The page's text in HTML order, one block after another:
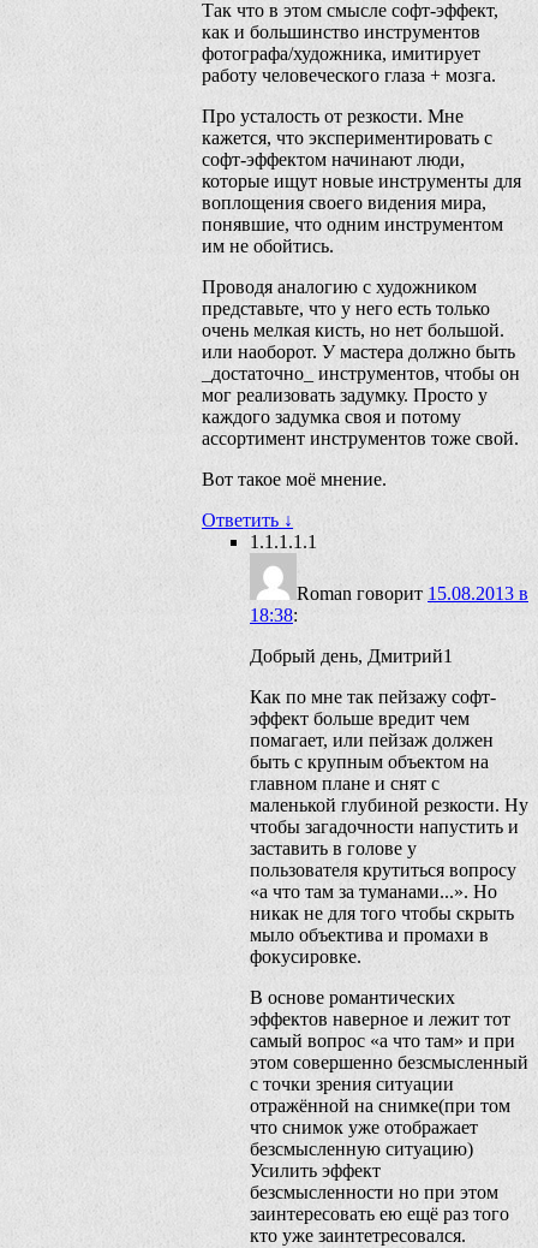
Так что в этом смысле софт-эффект,
как и большинство инструментов
фотографа/художника, имитирует
работу человеческого глаза + мозга.
Про усталость от резкости. Мне
кажется, что экспериментировать с
софт-эффектом начинают люди,
которые ищут новые инструменты для
воплощения своего видения мира,
понявшие, что одним инструментом
им не обойтись.
Проводя аналогию с художником
представьте, что у него есть только
очень мелкая кисть, но нет большой.
или наоборот. У мастера должно быть
_достаточно_ инструментов, чтобы он
мог реализовать задумку. Просто у
каждого задумка своя и потому
ассортимент инструментов тоже свой.
Вот такое моё мнение.
Ответить ↓
1.1.1.1.1
Roman говорит 15.08.2013 в
18:38:
Добрый день, Дмитрий1
Как по мне так пейзажу софт-
эффект больше вредит чем
помагает, или пейзаж должен
быть с крупным объектом на
главном плане и снят с
маленькой глубиной резкости. Ну
чтобы загадочности напустить и
заставить в голове у
пользователя крутиться вопросу
«а что там за туманами...». Но
никак не для того чтобы скрыть
мыло объектива и промахи в
фокусировке.
В основе романтических
эффектов наверное и лежит тот
самый вопрос «а что там» и при
этом совершенно безсмысленный
с точки зрения ситуации
отражённой на снимке(при том
что снимок уже отображает
безсмысленную ситуацию)
Усилить эффект
безсмысленности но при этом
заинтересовать ею ещё раз того
кто уже заинтетресовался.